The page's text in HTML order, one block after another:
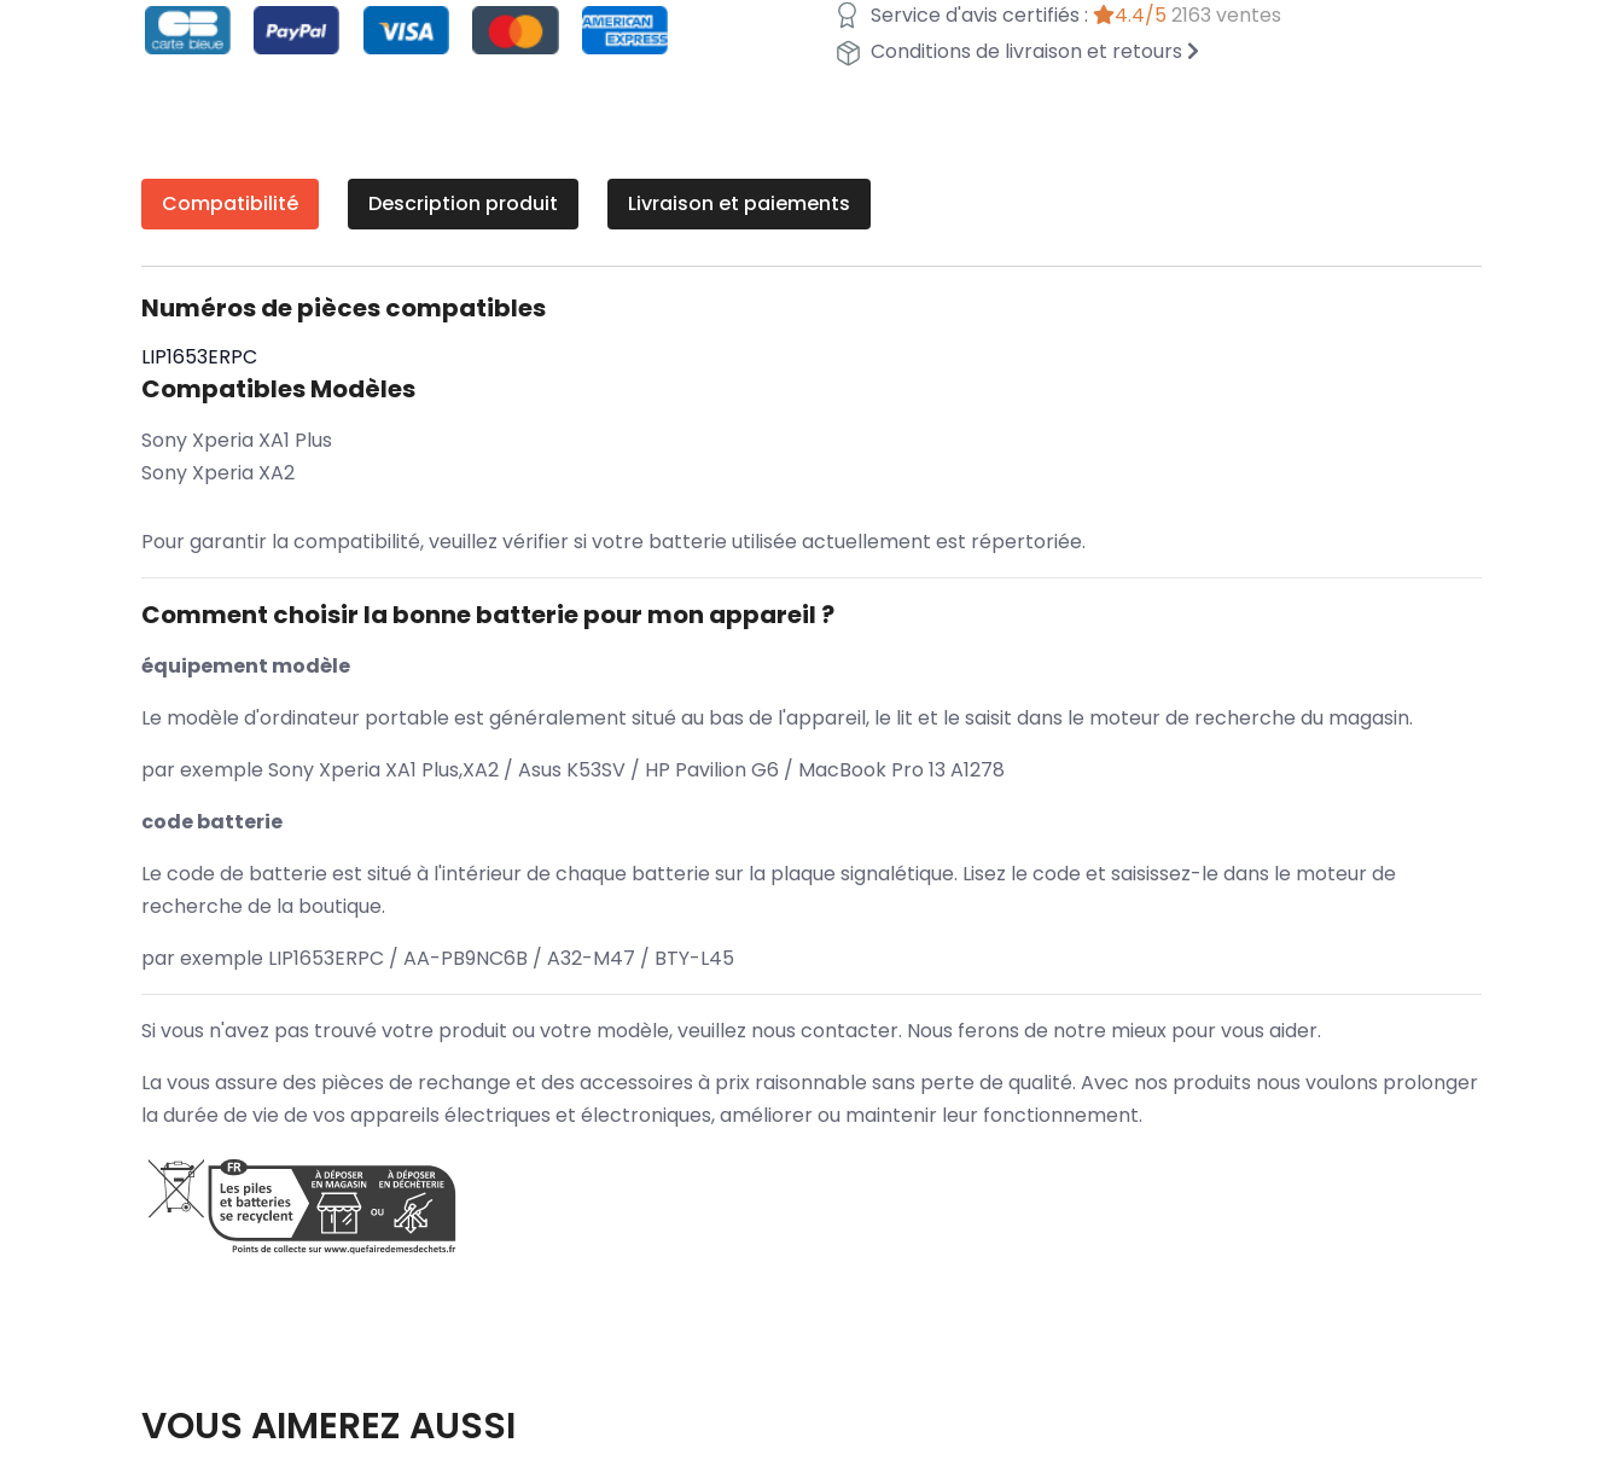
Service d'avis certifiés :
4.4/5 2163 ventes
Conditions de livraison et retours
Compatibilité Description produit Livraison et paiements
Numéros de pièces compatibles
LIP1653ERPC
Compatibles Modèles
Sony Xperia XA1 Plus
Sony Xperia XA2
Pour garantir la compatibilité, veuillez vérifier si votre batterie utilisée actuellement est répertoriée.
Comment choisir la bonne batterie pour mon appareil ?
équipement modèle
Le modèle d'ordinateur portable est généralement situé au bas de l'appareil, le lit et le saisit dans le moteur de recherche du magasin.
par exemple Sony Xperia XA1 Plus,XA2 / Asus K53SV / HP Pavilion G6 / MacBook Pro 13 A1278
code batterie
Le code de batterie est situé à l'intérieur de chaque batterie sur la plaque signalétique. Lisez le code et saisissez-le dans le moteur de
recherche de la boutique.
par exemple LIP1653ERPC / AA-PB9NC6B / A32-M47 / BTY-L45
Si vous n'avez pas trouvé votre produit ou votre modèle, veuillez nous contacter. Nous ferons de notre mieux pour vous aider.
La vous assure des pièces de rechange et des accessoires à prix raisonnable sans perte de qualité. Avec nos produits nous voulons prolonger
la durée de vie de vos appareils électriques et électroniques, améliorer ou maintenir leur fonctionnement.
VOUS AIMEREZ AUSSI